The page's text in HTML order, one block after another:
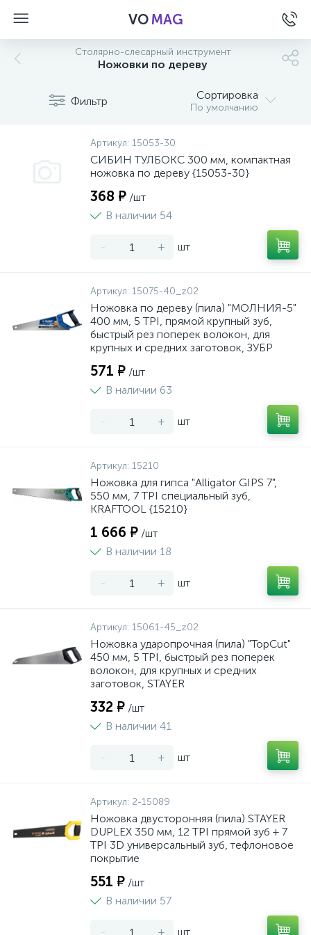
VOMAG
Столярно-слесарный инструмент
Ножовки по дереву
Фильтр Сортировка
По умолчанию
Артикул: 15053-30
СИБИН ТУЛБОКС 300 мм, компактная
ножовка по дереву {15053-30}
368 ₽ /шт
В наличии 54
- + шт
Артикул: 15075-40_z02
Ножовка по дереву (пила) "МОЛНИЯ-5"
400 мм, 5 TPI, прямой крупный зуб,
быстрый рез поперек волокон, для
крупных и средних заготовок, ЗУБР
571 ₽ /шт
В наличии 63
- + шт
Артикул: 15210
Ножовка для гипса "Alligator GIPS 7",
550 мм, 7 TPI специальный зуб,
KRAFTOOL {15210}
1 666 ₽ /шт
В наличии 18
- + шт
Артикул: 15061-45_z02
Ножовка ударопрочная (пила) "TopCut"
450 мм, 5 TPI, быстрый рез поперек
волокон, для крупных и средних
заготовок, STAYER
332 ₽ /шт
В наличии 41
- + шт
Артикул: 2-15089
Ножовка двусторонняя (пила) STAYER
DUPLEX 350 мм, 12 TPI прямой зуб + 7
TPI 3D универсальный зуб, тефлоновое
покрытие
551 ₽ /шт
В наличии 57
- + шт